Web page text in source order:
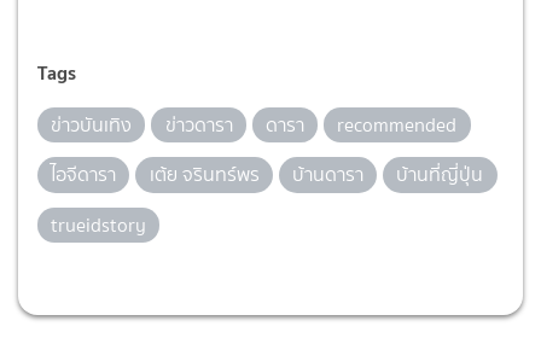
Tags
ข่าวบันเทิง ข่าวดารา ดารา
recommended
ไอจีดารา
เต้ย จรินทร์พร บ้านดารา
บ้านที่ญี่ปุ่น
trueidstory